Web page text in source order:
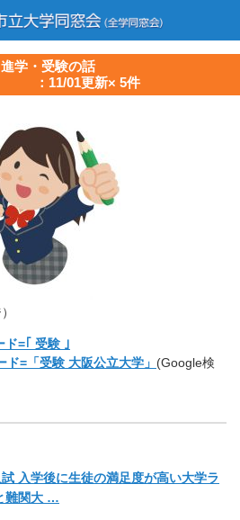
学・受験の話
新× 5件
ド=｢ 受験 ｣
ド=「受験 大阪公立大学」 (Google検
入学後に生徒の満足度が高い大学ラ
難関大 …